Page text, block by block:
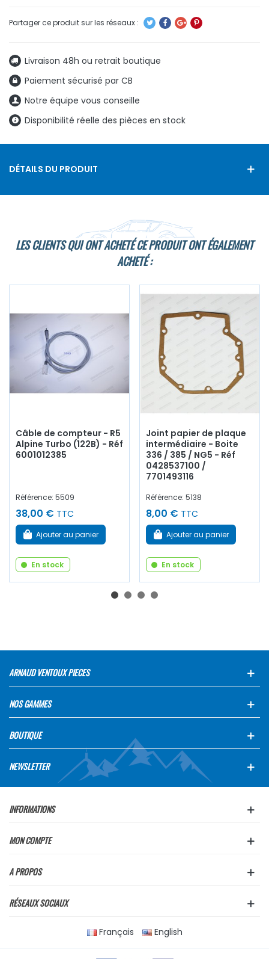
Livraison 48h ou retrait boutique
Paiement sécurisé par CB
Notre équipe vous conseille
Disponibilité réelle des pièces en stock
DÉTAILS DU PRODUIT
LES CLIENTS QUI ONT ACHETÉ CE PRODUIT ONT ÉGALEMENT
ACHETÉ :
Câble de compteur - R5
Alpine Turbo (122B) - Réf
6001012385
Référence: 5509
38,00 € TTC
Ajouter au panier
En stock
Joint papier de plaque
intermédiaire - Boite
336 / 385 / NG5 - Réf
0428537100 /
7701493116
Référence: 5138
8,00 € TTC
Ajouter au panier
En stock
ARNAUD VENTOUX PIECES
NOS GAMMES
BOUTIQUE
NEWSLETTER
INFORMATIONS
MON COMPTE
A PROPOS
RÉSEAUX SOCIAUX
Français English